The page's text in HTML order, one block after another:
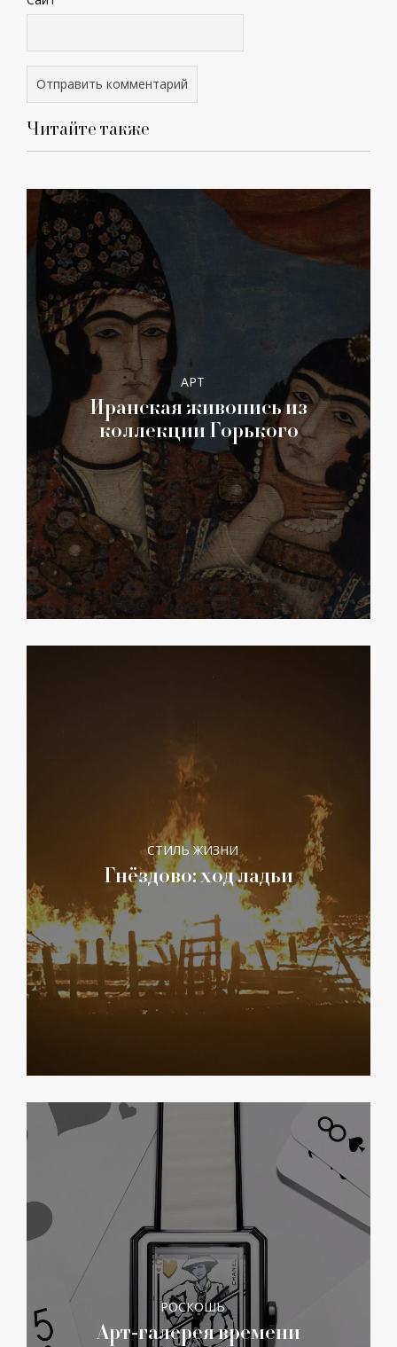
Читайте также
АРТ
Иранская живопись из
коллекции Горького
СТИЛЬ ЖИЗНИ
Гнёздово: ход ладьи
РОСКОШЬ
Арт-галерея времени